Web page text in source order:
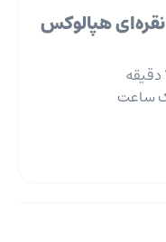
هپالوکس